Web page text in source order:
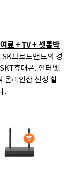
료+ TV +셋톱박
SK브로드밴드의 경
휴대폰,인터넷,
온라인샵 신청 할
.